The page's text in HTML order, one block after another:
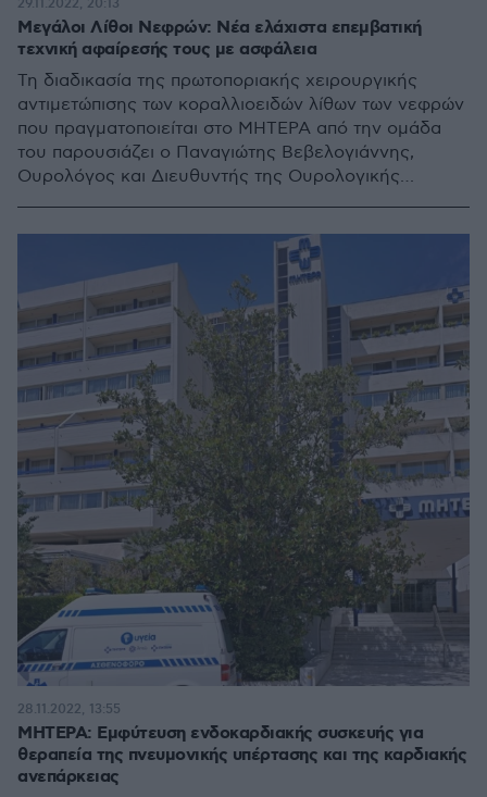
Μεγάλοι Λίθοι Νεφρών: Νέα ελάχιστα επεμβατική
τεχνική αφαίρεσής τους με ασφάλεια
Τη διαδικασία της πρωτοποριακής χειρουργικής
αντιμετώπισης των κοραλλιοειδών λίθων των νεφρών
που πραγματοποιείται στο ΜΗΤΕΡΑ από την ομάδα
του παρουσιάζει ο Παναγιώτης Βεβελογιάννης,
Ουρολόγος και Διευθυντής της Ουρολογικής
29.11.2022, 20:13
ΜΗΤΕΡΑ: Eμφύτευση ενδοκαρδιακής συσκευής για
θεραπεία της πνευμονικής υπέρτασης και της καρδιακής
ανεπάρκειας
28.11.2022, 13:55